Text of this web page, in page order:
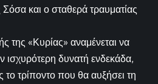
και ο σταθερά τραυματίας
της «Κυρίας» αναμένεται να
ισχυρότερη δυνατή ενδεκάδα,
το τρίποντο που θα αυξήσει τη